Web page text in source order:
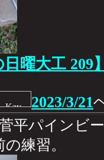
曜大工 209
2023/3/21
平パインビ
練習。